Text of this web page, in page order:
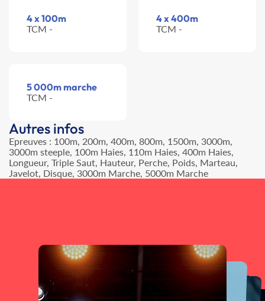
4 x 100m
TCM -
4 x 400m
TCM -
5 000m marche
TCM -
Autres infos
Epreuves : 100m, 200m, 400m, 800m, 1500m, 3000m,
3000m steeple, 100m Haies, 110m Haies, 400m Haies,
Longueur, Triple Saut, Hauteur, Perche, Poids, Marteau,
Javelot, Disque, 3000m Marche, 5000m Marche